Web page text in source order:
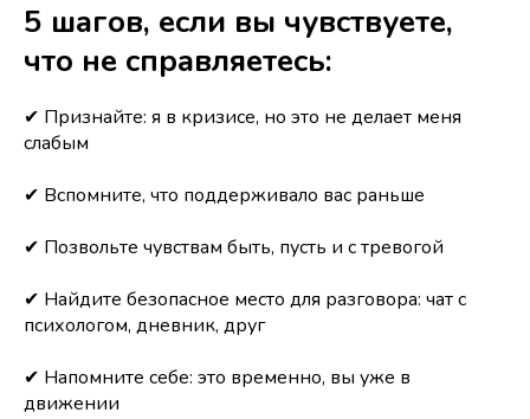
5 шагов, если вы чувствуете,
что не справляетесь:
✔ Признайте: я в кризисе, но это не делает меня
слабым
✔ Вспомните, что поддерживало вас раньше
✔ Позвольте чувствам быть, пусть и с тревогой
✔ Найдите безопасное место для разговора: чат с
психологом, дневник, друг
✔ Напомните себе: это временно, вы уже в
движении
жизни ситуации — обратитесь на горячую линию
экстренной психологической помощи МЧС
России